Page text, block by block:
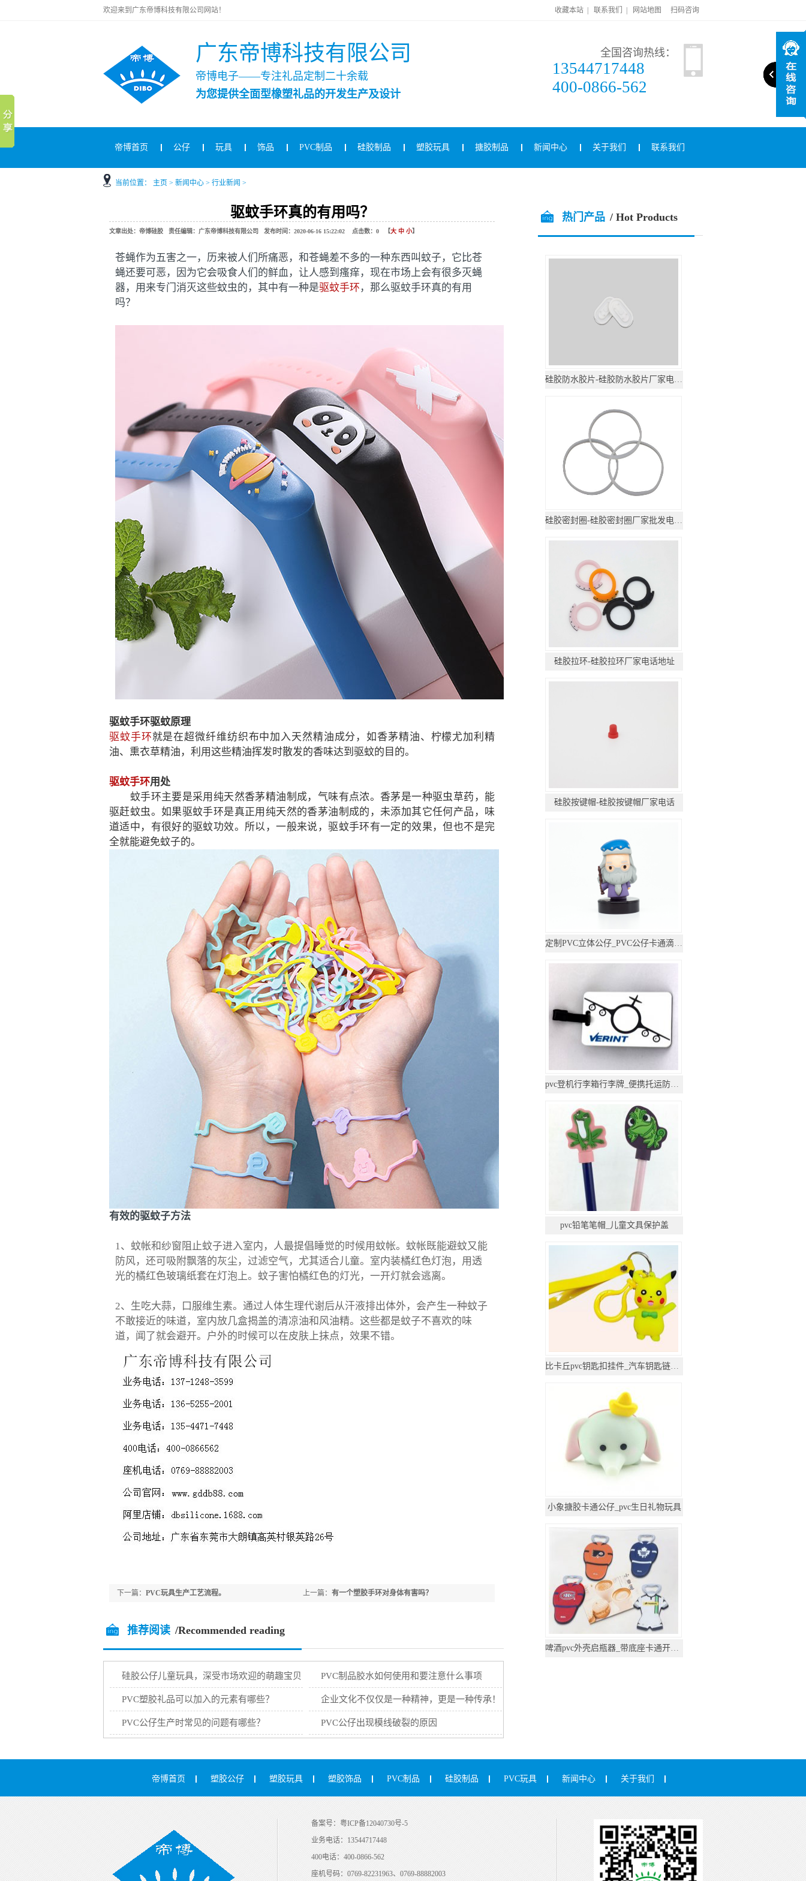
收藏本站 联系我们 网站地图 扫码咨询
欢迎来到广东帝博科技有限公司网站！
广东帝博科技有限公司
帝博电子——专注礼品定制二十余载
为您提供全面型橡塑礼品的开发生产及设计
全国咨询热线：
13544717448
400-0866-562
帝博首页 公仔 玩具 饰品 PVC制品 硅胶制品 塑胶玩具 搪胶制品 新闻中心 关于我们 联系我们
当前位置： 主页 > 新闻中心 > 行业新闻 >
驱蚊手环真的有用吗？
文章出处：帝博硅胶 责任编辑：广东帝博科技有限公司 发布时间：2020-06-16 15:22:02 点击数： 0 【大 中 小】
苍蝇作为五害之一，历来被人们所痛恶，和苍蝇差不多的一种东西叫蚊子，它比苍
蝇还要可恶，因为它会吸食人们的鲜血，让人感到瘙痒，现在市场上会有很多灭蝇
器，用来专门消灭这些蚊虫的，其中有一种是驱蚊手环 ，那么驱蚊手环真的有用
吗？
驱蚊手环驱蚊原理
驱蚊手环就是在超微纤维纺织布中加入天然精油成分，如香茅精油、柠檬尤加利精
油、熏衣草精油，利用这些精油挥发时散发的香味达到驱蚊的目的。
驱蚊手环用处
蚊手环主要是采用纯天然香茅精油制成，气味有点浓。香茅是一种驱虫草药，能
驱赶蚊虫。如果驱蚊手环是真正用纯天然的香茅油制成的，未添加其它任何产品，味
道适中，有很好的驱蚊功效。所以，一般来说，驱蚊手环有一定的效果，但也不是完
全就能避免蚊子的。
有效的驱蚊子方法
1、蚊帐和纱窗阻止蚊子进入室内，人最提倡睡觉的时候用蚊帐。蚊帐既能避蚊又能
防风，还可吸附飘落的灰尘，过滤空气，尤其适合儿童。室内装橘红色灯泡，用透
光的橘红色玻璃纸套在灯泡上。蚊子害怕橘红色的灯光，一开灯就会逃离。
2、生吃大蒜，口服维生素。通过人体生理代谢后从汗液排出体外，会产生一种蚊子
不敢接近的味道，室内放几盒揭盖的清凉油和风油精。这些都是蚊子不喜欢的味
道，闻了就会避开。户外的时候可以在皮肤上抹点，效果不错。
上一篇： 有一个塑胶手环对身体有害吗？
下一篇： PVC玩具生产工艺流程。
推荐阅读 /Recommended reading
硅胶公仔儿童玩具，深受市场欢迎的萌趣宝贝 PVC制品胶水如何使用和要注意什么事项
PVC塑胶礼品可以加入的元素有哪些？ 企业文化不仅仅是一种精神，更是一种传承！
PVC公仔生产时常见的问题有哪些？ PVC公仔出现模线破裂的原因
热门产品 / Hot Products
硅胶防水胶片-硅胶防水胶片厂家电话地址
硅胶密封圈-硅胶密封圈厂家批发电话地址
硅胶拉环-硅胶拉环厂家电话地址
硅胶按键帽-硅胶按键帽厂家电话
定制PVC立体公仔_PVC公仔卡通滴胶摆件
pvc登机行李箱行李牌_便携托运防丢挂件
pvc铅笔笔帽_儿童文具保护盖
比卡丘pvc钥匙扣挂件_汽车钥匙链公仔挂饰
小象搪胶卡通公仔_pvc生日礼物玩具
啤酒pvc外壳启瓶器_带底座卡通开瓶器
帝博首页 塑胶公仔 塑胶玩具 塑胶饰品 PVC制品 硅胶制品 PVC玩具 新闻中心 关于我们
备案号：粤ICP备12040730号-5
业务电话： 13544717448
400电话：400-0866-562
座机号码：0769-82231963、0769-88882003